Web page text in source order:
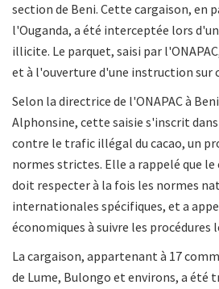
section de Beni. Cette cargaison, en
l'Ouganda, a été interceptée lors
illicite. Le parquet, saisi par
et à l'ouverture d'une instruction sur
Selon la directrice de l'ONAPAC à
Alphonsine, cette saisie s'inscrit
contre le trafic illégal du cacao, un
normes strictes. Elle a rappelé que le
doit respecter à la fois les normes
internationales spécifiques, et a
économiques à suivre les procédures
La cargaison, appartenant à 17
de Lume, Bulongo et environs, a